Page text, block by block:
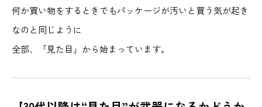
何か買い物をするときでもパッケージが汚いと買う気が起き
なのと同じように
全部、「見た目」から始まっています。